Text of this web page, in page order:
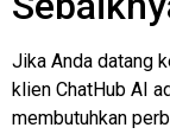
Jika Anda datang
klien ChatHub AI
membutuhkan